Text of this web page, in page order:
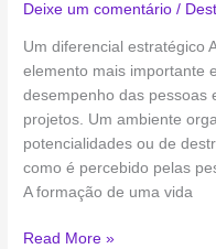
Deixe um comentário /
Um diferencial estratégico
elemento mais importante
desempenho das pessoas
projetos. Um ambiente
potencialidades ou de
como é percebido pelas
A formação de uma vida
Read More »